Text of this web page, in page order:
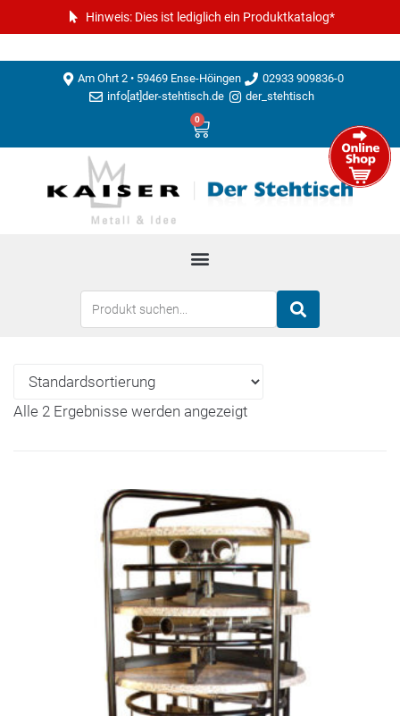
Hinweis: Dies ist lediglich ein Produktkatalog*
Am Ohrt 2 • 59469 Ense-Höingen
02933 909836-0
info[at]der-stehtisch.de
der_stehtisch
0
Alle 2 Ergebnisse werden angezeigt